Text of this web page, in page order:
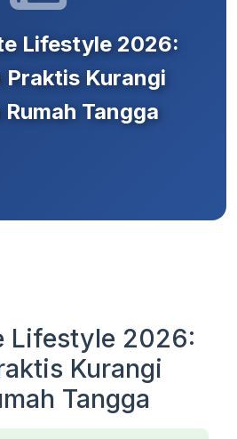
Lifestyle 2026:
Praktis Kurangi
Rumah Tangga
Lifestyle 2026:
Kurangi
Tangga